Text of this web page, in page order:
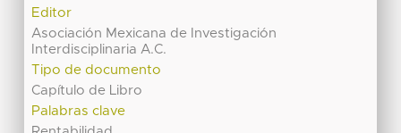
Editor
Asociación Mexicana de Investigación
Interdisciplinaria A.C.
Tipo de documento
Capítulo de Libro
Palabras clave